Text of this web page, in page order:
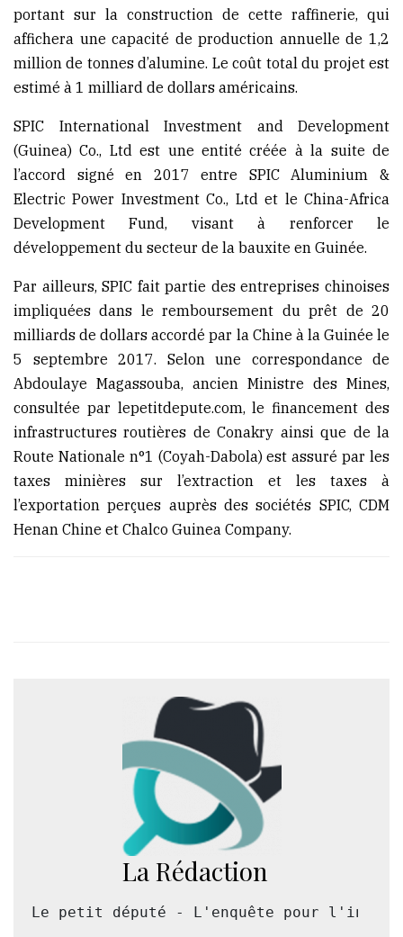
portant sur la construction de cette raffinerie, qui
affichera une capacité de production annuelle de 1,2
million de tonnes d’alumine. Le coût total du projet est
estimé à 1 milliard de dollars américains.
SPIC International Investment and Development
(Guinea) Co., Ltd est une entité créée à la suite de
l’accord signé en 2017 entre SPIC Aluminium &
Electric Power Investment Co., Ltd et le China-Africa
Development Fund, visant à renforcer le
développement du secteur de la bauxite en Guinée.
Par ailleurs, SPIC fait partie des entreprises chinoises
impliquées dans le remboursement du prêt de 20
milliards de dollars accordé par la Chine à la Guinée le
5 septembre 2017. Selon une correspondance de
Abdoulaye Magassouba, ancien Ministre des Mines,
consultée par lepetitdepute.com, le financement des
infrastructures routières de Conakry ainsi que de la
Route Nationale n°1 (Coyah-Dabola) est assuré par les
taxes minières sur l’extraction et les taxes à
l’exportation perçues auprès des sociétés SPIC, CDM
Henan Chine et Chalco Guinea Company.
La Rédaction
Le petit député - L'enquête pour